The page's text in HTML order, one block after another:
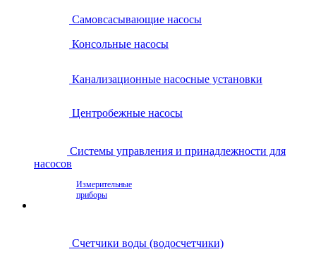
Самовсасывающие насосы
Консольные насосы
Канализационные насосные установки
Центробежные насосы
Системы управления и принадлежности для
насосов
Измерительные
приборы
Счетчики воды (водосчетчики)